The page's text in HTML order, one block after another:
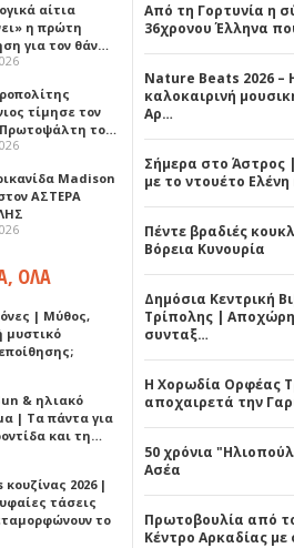
αίτια
η πρώτη
για τον θάν…
τίμησε τον
το…
Madison
ΑΣΤΕΡΑ
ΟΛΑ
| Μύθος,
μυστικό
& ηλιακό
| Τα πάντα για
και τη…
κουζίνας 2026 |
τάσεις
το
Από τη Γορτυνία η
36χρονου Έλληνα
Nature Beats 2026 –
καλοκαιρινή
Αρ…
Σήμερα στο Άστρος
με το ντουέτο Ελένη
Πέντε βραδιές
Βόρεια Κυνουρία
Δημόσια Κεντρική
Τρίπολης |
συνταξ…
Η Χορωδία Ορφέας
αποχαιρετά την
50 χρόνια
Ασέα
Πρωτοβουλία από
Κέντρο Αρκαδίας